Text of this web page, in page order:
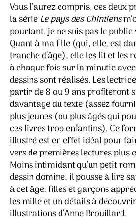
Vous l’aurez compris, ces deux
la série Le pays des Chintiens
pourtant, je ne suis pas le
Quant à ma fille (qui, elle, est
tranche d’âge), elle les lit et les
à chaque fois sur la minutie
dessins sont réalisés. Les
partir de 8 ou 9 ans profiteront
davantage du texte (assez
plus jeunes (ou plus âgés qui
ces livres trop enfantins). Ce
illustré est en effet idéal pour
vers de premières lectures plus
Moins intimidant qu’un petit
dessin domine, il pousse à lire
à cet âge, filles et garçons
les mille et un détails à
illustrations d’Anne Brouillard.